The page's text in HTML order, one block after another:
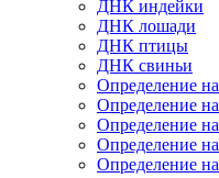
ДНК индейки
ДНК лошади
ДНК птицы
ДНК свиньи
Определение
Определение
Определение
Определение
Определение